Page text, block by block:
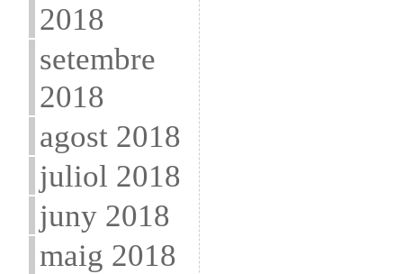
2018
setembre
2018
agost 2018
juliol 2018
juny 2018
maig 2018